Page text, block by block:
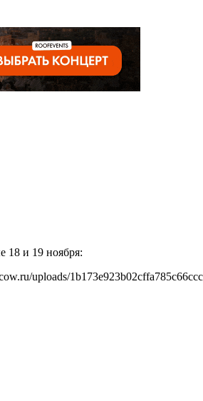
18 и 19 ноября:
uploads/